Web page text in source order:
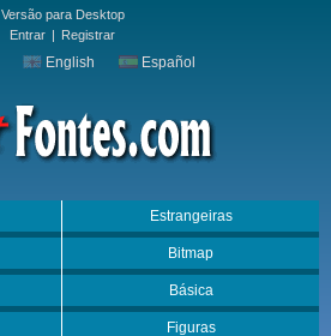
Versão para Desktop
Entrar | Registrar
English Español
Estrangeiras
Bitmap
Básica
Figuras